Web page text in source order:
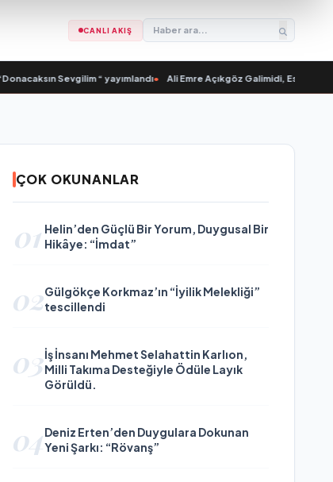
CANLI AKIŞ
Sevgilim “ yayımlandı• Ali Emre Açıkgöz Galimidi, Eski AB
ÇOK OKUNANLAR
01 Helin’den Güçlü Bir Yorum, Duygusal Bir
Hikâye: “İmdat”
02Gülgökçe Korkmaz’ın “İyilik Melekliği”
tescillendi
03İş İnsanı Mehmet Selahattin Karlıon,
Milli Takıma Desteğiyle Ödüle Layık
Görüldü.
04Deniz Erten’den Duygulara Dokunan
Yeni Şarkı: “Rövanş”